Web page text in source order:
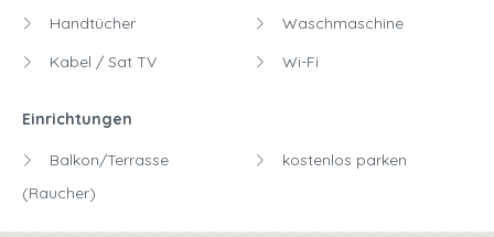
Handtücher
Kabel / Sat TV
Waschmaschine
Wi-Fi
Einrichtungen
Balkon/Terrasse
(Raucher)
kostenlos parken